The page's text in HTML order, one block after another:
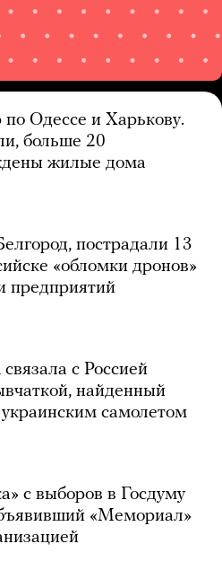
по Одессе и Харькову.
больше 20
жилые дома
пострадали 13
«обломки дронов»
предприятий
с Россией
найденный
самолетом
с выборов в Госдуму
«Мемориал»